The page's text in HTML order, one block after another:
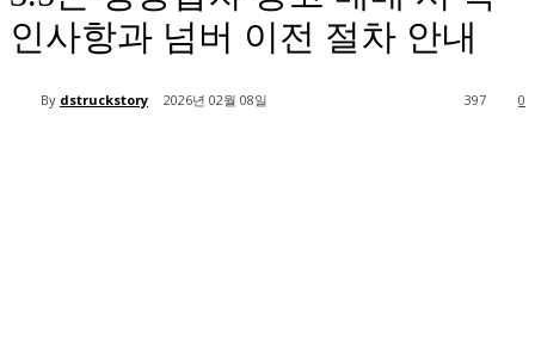
인사항과 넘버 이전 절차 안내
By dstruckstory 2026년 02월 08일 0
397